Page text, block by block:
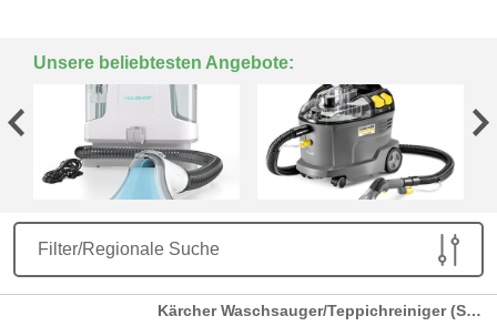
Unsere beliebtesten Angebote:
Filter/Regionale Suche
Kärcher Waschsauger/Teppichreiniger (Sprühextraktionsgerät)